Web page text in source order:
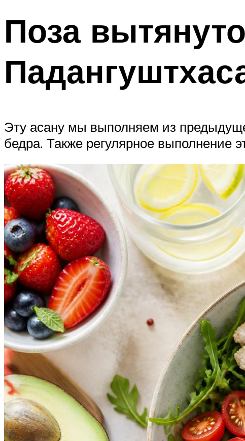
Поза
Эту асану мы выполняем из
бедра. Также регулярное выполнение